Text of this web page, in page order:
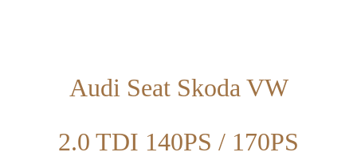
Audi Seat Skoda VW
2.0 TDI 140PS / 170PS